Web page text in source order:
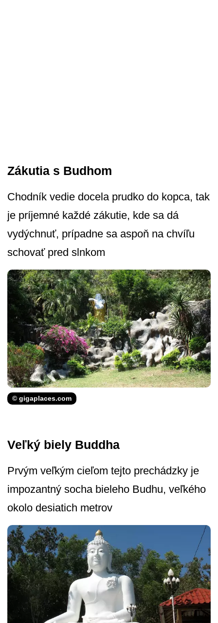
Zákutia s Budhom
Chodník vedie docela prudko do kopca, tak
je príjemné každé zákutie, kde sa dá
vydýchnuť, prípadne sa aspoň na chvíľu
schovať pred slnkom
© gigaplaces.com
Veľký biely Buddha
Prvým veľkým cieľom tejto prechádzky je
impozantný socha bieleho Budhu, veľkého
okolo desiatich metrov